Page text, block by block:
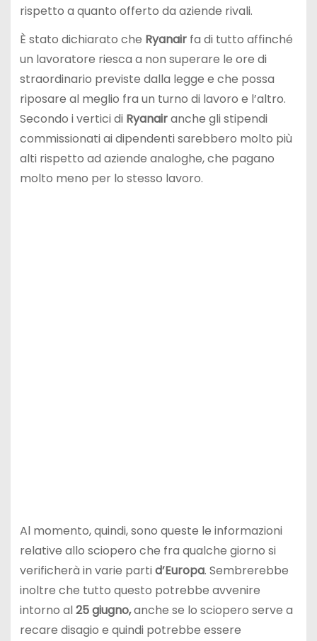
rispetto a quanto offerto da aziende rivali.
È stato dichiarato che Ryanairfa di tutto affinché
un lavoratore riesca a non superare le ore di
straordinario previste dalla legge e che possa
riposare al meglio fra un turno di lavoro e l’altro.
Secondo i vertici di Ryanairanche gli stipendi
commissionati ai dipendenti sarebbero molto più
alti rispetto ad aziende analoghe, che pagano
molto meno per lo stesso lavoro.
Al momento, quindi, sono queste le informazioni
relative allo sciopero che fra qualche giorno si
verificherà in varie partid’Europa. Sembrerebbe
inoltre che tutto questo potrebbe avvenire
intorno al25 giugno,anche se lo sciopero serve a
recare disagio e quindi potrebbe essere